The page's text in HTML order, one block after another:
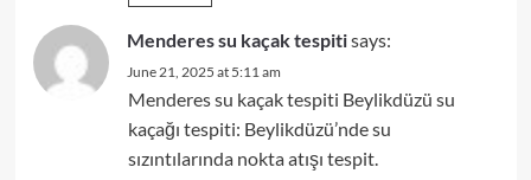
Menderes su kaçak tespitisays:
June 21, 2025 at 5:11 am
Menderes su kaçak tespiti Beylikdüzü su
kaçağı tespiti: Beylikdüzü’nde su
sızıntılarında nokta atışı tespit.